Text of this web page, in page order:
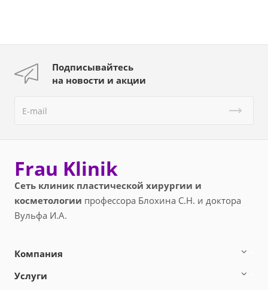
Подписывайтесь
на новости и акции
Frau Klinik
Сеть клиник пластической хирургии и
косметологии профессора Блохина С.Н. и доктора
Вульфа И.А.
Компания
Услуги